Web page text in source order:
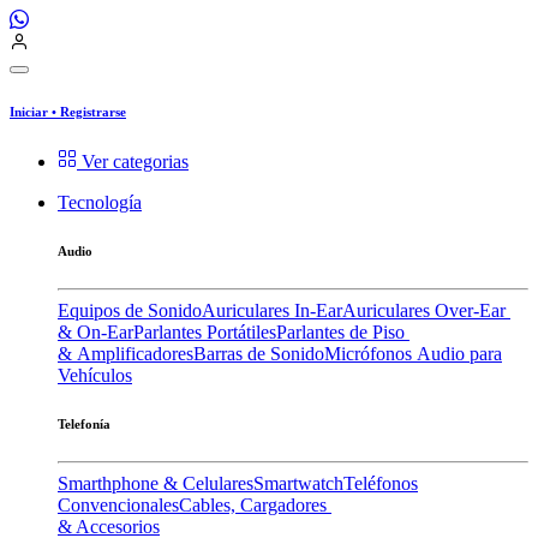
Iniciar • Registrarse
Ver categorias
Tecnología
Audio
Equipos de SonidoAuriculares In-EarAuriculares Over-Ear
& On-EarParlantes PortátilesParlantes de Piso
& AmplificadoresBarras de SonidoMicrófonos Audio para
Vehículos
Telefonía
Smarthphone & CelularesSmartwatchTeléfonos
ConvencionalesCables, Cargadores
& Accesorios